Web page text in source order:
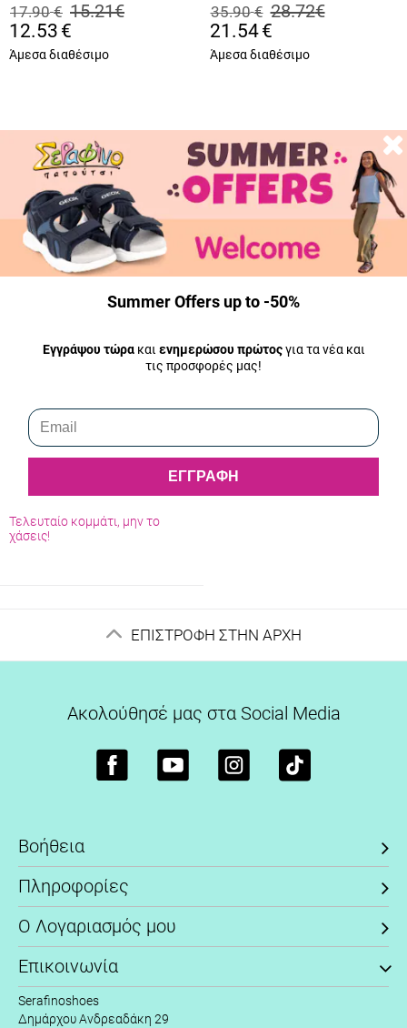
17.90 € 15.21€
12.53 €
Άμεσα διαθέσιμο
12231002.B
35.90 € 28.72€
21.54€
Άμεσα διαθέσιμο
%
WEB
OFFER
Ανδρική Σαγιονάρα Parex
Ανατομική Χρώματος Καφέ
12231002.K
35.90 € 28.72€
21.54€
Τελευταίο κομμάτι, μην το
χάσεις!
ΕΠΙΣΤΡΟΦΗ ΣΤΗΝ ΑΡΧΗ
Ακολούθησέ μας στα Social Media
Βοήθεια
Πληροφορίες
Ο Λογαριασμός μου
Επικοινωνία
Serafinoshoes
Δημάρχου Ανδρεαδάκη 29
Summer Offers up to -50%
Εγγράψου τώρακαι ενημερώσου πρώτοςγια τα νέα και
τις προσφορές μας!
ΕΓΓΡΑΦΗ